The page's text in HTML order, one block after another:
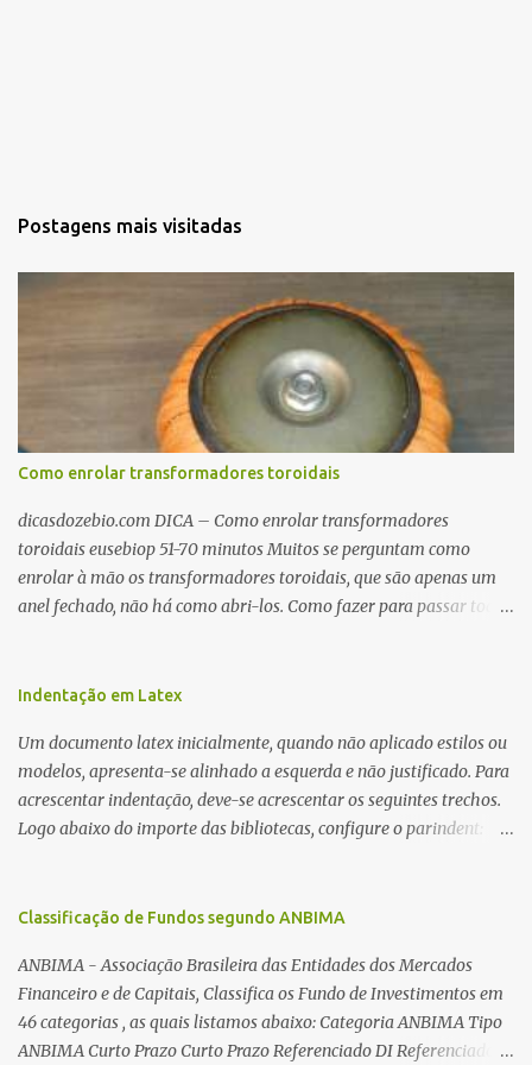
Postagens mais visitadas
Como enrolar transformadores toroidais
dicasdozebio.com DICA – Como enrolar transformadores
toroidais eusebiop 51-70 minutos Muitos se perguntam como
enrolar à mão os transformadores toroidais, que são apenas um
anel fechado, não há como abri-los. Como fazer para passar toda
utilizadas para automatizar a bobinagem de grandes e pequenos
dos núcleos e dos transformadores toroidais e como foram
desmontados dois deles. Características dos transformadores
toroidais Os transformadores toroidais tem aparecido cada vez
mais em circuitos eletrônicos, pois apresentam algumas
é baixíssima ao redor do transformador, o que perm...
Indentação em Latex
Um documento latex inicialmente, quando não aplicado estilos ou
modelos, apresenta-se alinhado a esquerda e não justificado. Para
acrescentar indentação, deve-se acrescentar os seguintes trechos.
Logo abaixo do importe das bibliotecas, configure o parindent:
{1cm plus 4mm minus 3mm} Para indentar um paragrafo
de um paragrafo, use: \noindent
Classificação de Fundos segundo ANBIMA
ANBIMA - Associação Brasileira das Entidades dos Mercados
Financeiro e de Capitais, Classifica os Fundo de Investimentos em
46 categorias , as quais listamos abaixo: Categoria ANBIMA Tipo
ANBIMA Curto Prazo Curto Prazo Referenciado DI Referenciado